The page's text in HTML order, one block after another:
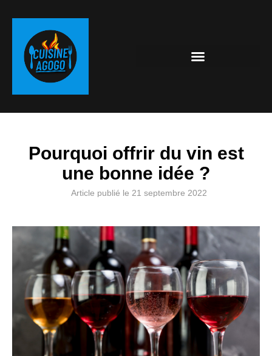
Pourquoi offrir du vin est
une bonne idée ?
Article publié le 21 septembre 2022